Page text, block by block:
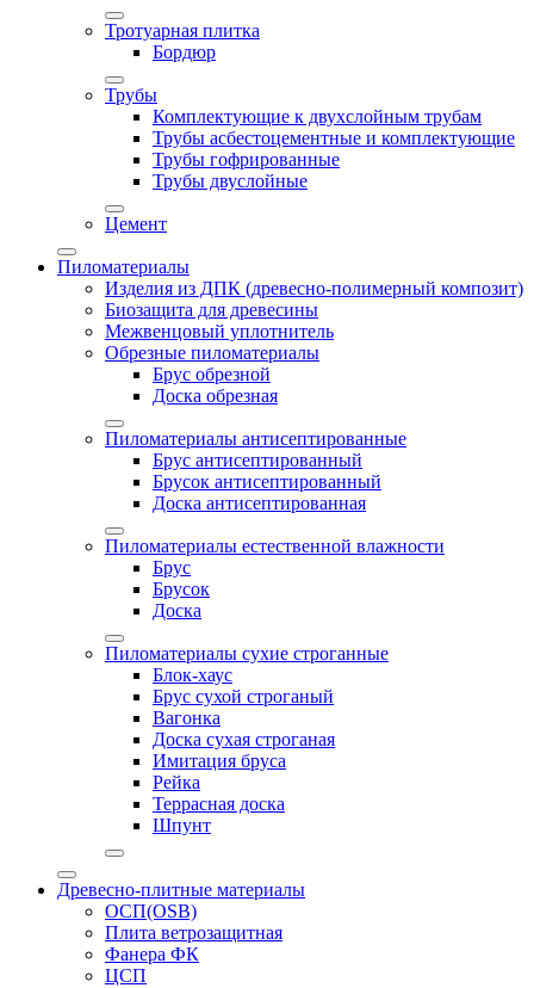
Тротуарная плитка
Бордюр
Трубы
Комплектующие к двухслойным трубам
Трубы асбестоцементные и комплектующие
Трубы гофрированные
Трубы двуслойные
Цемент
Пиломатериалы
Изделия из ДПК (древесно-полимерный композит)
Биозащита для древесины
Межвенцовый уплотнитель
Обрезные пиломатериалы
Брус обрезной
Доска обрезная
Пиломатериалы антисептированные
Брус антисептированный
Брусок антисептированный
Доска антисептированная
Пиломатериалы естественной влажности
Брус
Брусок
Доска
Пиломатериалы сухие строганные
Блок-хаус
Брус сухой строганый
Вагонка
Доска сухая строганая
Имитация бруса
Рейка
Террасная доска
Шпунт
Древесно-плитные материалы
ОСП(OSB)
Плита ветрозащитная
Фанера ФК
ЦСП